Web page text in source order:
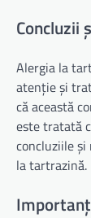
Concluzii
Alergia la
atenție și
că această
este tratată
concluziile
la tartrazină.